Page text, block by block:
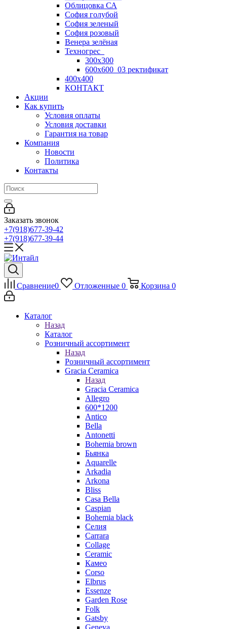
Облицовка СА
София голубой
София зеленый
София розовый
Венера зелёная
Техногрес
300х300
600х600_03 ректификат
400х400
КОНТАКТ
Акции
Как купить
Условия оплаты
Условия доставки
Гарантия на товар
Компания
Новости
Политика
Контакты
Заказать звонок
+7(918)677-39-42
+7(918)677-39-44
Сравнение0 Отложенные 0 Корзина 0
Каталог
Назад
Каталог
Розничный ассортимент
Назад
Розничный ассортимент
Gracia Ceramica
Назад
Gracia Ceramica
Allegro
600*1200
Antico
Bella
Antonetti
Bohemia brown
Бьянка
Aquarelle
Arkadia
Arkona
Bliss
Casa Bella
Caspian
Bohemia black
Селия
Carrara
Collage
Ceramic
Камео
Corso
Elbrus
Essenze
Garden Rose
Folk
Gatsby
Geneva